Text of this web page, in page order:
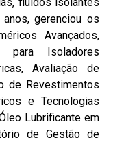
gerenciou os
Avançados,
para Isoladores
Avaliação de
de Revestimentos
e Tecnologias
Lubrificante em
de Gestão de